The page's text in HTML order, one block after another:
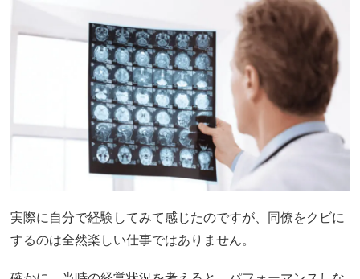
実際に自分で経験してみて感じたのですが、同僚をクビに
するのは全然楽しい仕事ではありません。